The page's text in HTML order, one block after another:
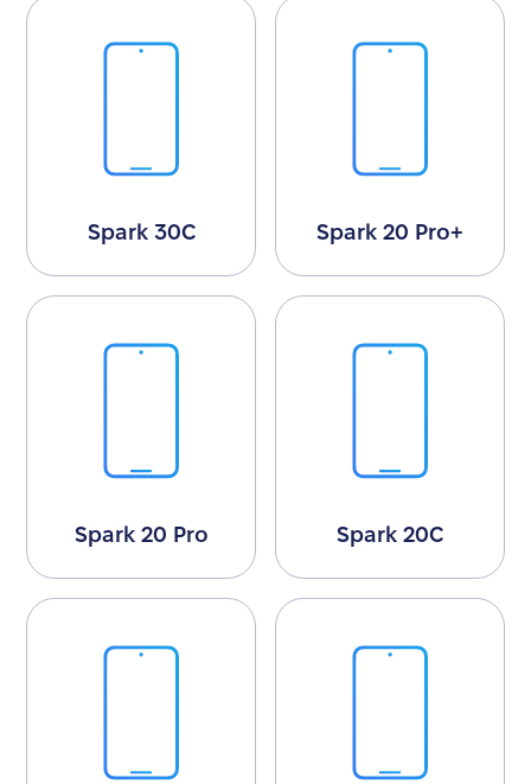
Spark 30C Spark 20 Pro+
Spark 20 Pro Spark 20C